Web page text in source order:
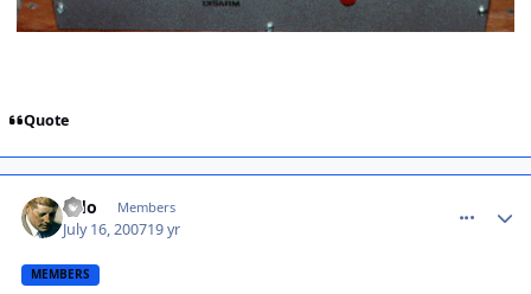
Quote
Odo Members
July 16, 200719 yr
MEMBERS